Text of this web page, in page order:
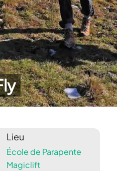
Lieu
École de Parapente
Magiclift